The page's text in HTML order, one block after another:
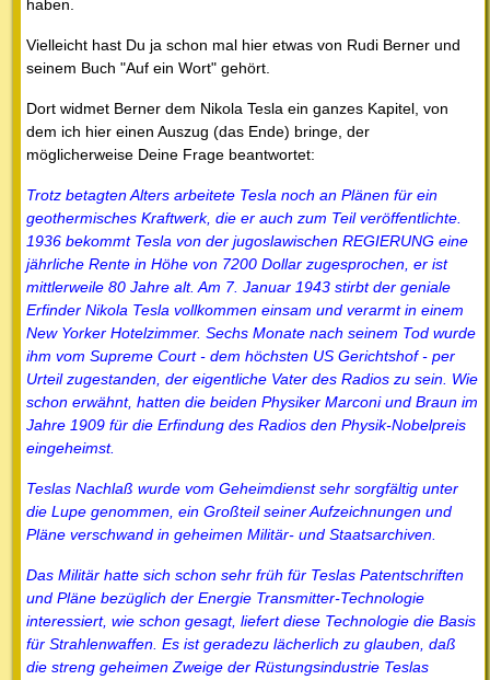
haben.
Vielleicht hast Du ja schon mal hier etwas von Rudi Berner und
seinem Buch "Auf ein Wort" gehört.
Dort widmet Berner dem Nikola Tesla ein ganzes Kapitel, von
dem ich hier einen Auszug (das Ende) bringe, der
möglicherweise Deine Frage beantwortet:
Trotz betagten Alters arbeitete Tesla noch an Plänen für ein
geothermisches Kraftwerk, die er auch zum Teil veröffentlichte.
1936 bekommt Tesla von der jugoslawischen REGIERUNG eine
jährliche Rente in Höhe von 7200 Dollar zugesprochen, er ist
mittlerweile 80 Jahre alt. Am 7. Januar 1943 stirbt der geniale
Erfinder Nikola Tesla vollkommen einsam und verarmt in einem
New Yorker Hotelzimmer. Sechs Monate nach seinem Tod wurde
ihm vom Supreme Court - dem höchsten US Gerichtshof - per
Urteil zugestanden, der eigentliche Vater des Radios zu sein. Wie
schon erwähnt, hatten die beiden Physiker Marconi und Braun im
Jahre 1909 für die Erfindung des Radios den Physik-Nobelpreis
eingeheimst.
Teslas Nachlaß wurde vom Geheimdienst sehr sorgfältig unter
die Lupe genommen, ein Großteil seiner Aufzeichnungen und
Pläne verschwand in geheimen Militär- und Staatsarchiven.
Das Militär hatte sich schon sehr früh für Teslas Patentschriften
und Pläne bezüglich der Energie Transmitter-Technologie
interessiert, wie schon gesagt, liefert diese Technologie die Basis
für Strahlenwaffen. Es ist geradezu lächerlich zu glauben, daß
die streng geheimen Zweige der Rüstungsindustrie Teslas